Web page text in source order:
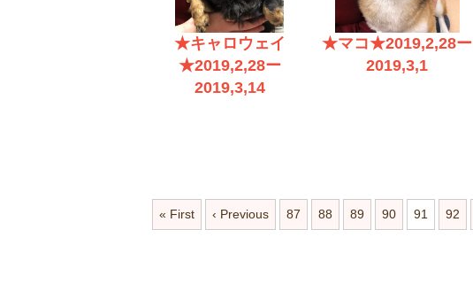
★キャロウェイ
★2019,2,28ー
2019,3,14
★マコ★2019,2,28ー
2019,3,1
« First ‹ Previous 87 88 89 90 91 92